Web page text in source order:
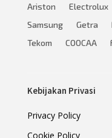
Ariston
Electrolux
Samsung
Getra
Tekom
COOCAA
Kebijakan Privasi
Privacy Policy
Cookie Policy